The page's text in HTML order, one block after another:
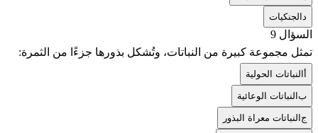
د الجنكيات
السؤال 9
تمثل مجموعة كبيرة من النباتات، وتُشكل بذورها جزءًا من الثمرة:
أ النباتات الحولية
ب النباتات الوعائية
ج النباتات معراة البذور